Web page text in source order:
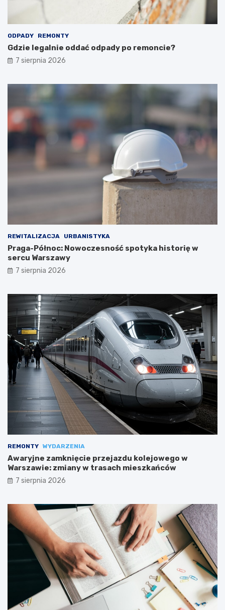
ODPADY REMONTY
Gdzie legalnie oddać odpady po remoncie?
7 sierpnia 2026
REWITALIZACJA URBANISTYKA
Praga-Północ: Nowoczesność spotyka historię w
sercu Warszawy
7 sierpnia 2026
REMONTY WYDARZENIA
Awaryjne zamknięcie przejazdu kolejowego w
Warszawie: zmiany w trasach mieszkańców
7 sierpnia 2026